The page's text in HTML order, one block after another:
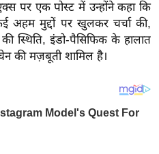
पर एक पोस्ट में उन्होंने कहा कि
अहम मुद्दों पर खुलकर चर्चा की,
स्थिति, इंडो-पैसिफिक के हालात
की मज़बूती शामिल है।